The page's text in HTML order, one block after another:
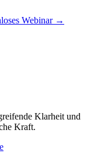
Webinar →
Klarheit und
Kraft.